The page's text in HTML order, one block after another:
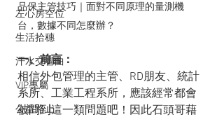
左心房空位
生活拾穗
汗水交響曲
VIP專屬
公益路上
品保主管技巧｜面對不同原理的量測機
台，數據不同怎麼辦？
一、前言：
相信外包管理的主管、RD朋友、統計
系所、工業工程系所，應該經常都會
被問到這一類問題吧！因此石頭哥藉